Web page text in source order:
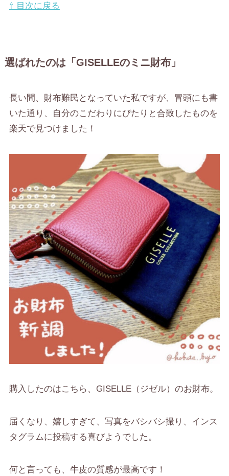
⇧ 目次に戻る
選ばれたのは「GISELLEのミニ財布」
長い間、財布難民となっていた私ですが、冒頭にも書
いた通り、自分のこだわりにぴたりと合致したものを
楽天で見つけました！
購入したのはこちら、GISELLE（ジゼル）のお財布。
届くなり、嬉しすぎて、写真をバシバシ撮り、インス
タグラムに投稿する喜びようでした。
何と言っても、 牛皮の質感が最高です！